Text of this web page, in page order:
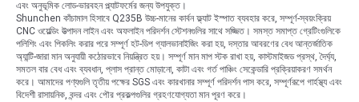
এবং অনুভূমিক লোড-ভারবহন প্ল্যাটফর্মের জন্য উপযুক্ত।
Shunchen কাঁচামাল হিসাবে Q235B উচ্চ-মানের কার্বন ফ্ল্যাট ইস্পাত ব্যবহার করে, সম্পূর্ণ-স্বয়ংক্রিয়
CNC ওয়েল্ডিং উত্পাদন লাইন এবং অফলাইন পরিদর্শন স্টেশনগুলির সাথে সজ্জিত। সমস্ত সমাপ্ত গ্রেটিংগুলিকে
পলিশিং এবং পিকলিং করার পরে সম্পূর্ণ হট-ডিপ গ্যালভানাইজিং করা হয়, দস্তার আবরণের বেধ আন্তর্জাতিক
অ্যান্টি-জারা মান অনুযায়ী কঠোরভাবে নিয়ন্ত্রিত হয়। সম্পূর্ণ মান মাপ স্টক রাখা হয়, কাস্টমাইজড প্রস্থ, দৈর্ঘ্য,
সমতল বার বেধ এবং ব্যবধান, প্লাস প্রান্ত মোড়ানো, কাটা এবং গর্ত পাঞ্চিং সেকেন্ডারি প্রক্রিয়াকরণ সমর্থন
করে। আমাদের পণ্যগুলি তৃতীয় পক্ষের SGS এবং কারখানার সম্পূর্ণ পরিদর্শন পাস করে, সম্পূর্ণরূপে গার্হস্থ্য এবং
বিদেশী রাসায়নিক, বন্দর এবং পৌর প্রকল্পগুলির গ্রহণযোগ্যতা মান পূরণ করে।